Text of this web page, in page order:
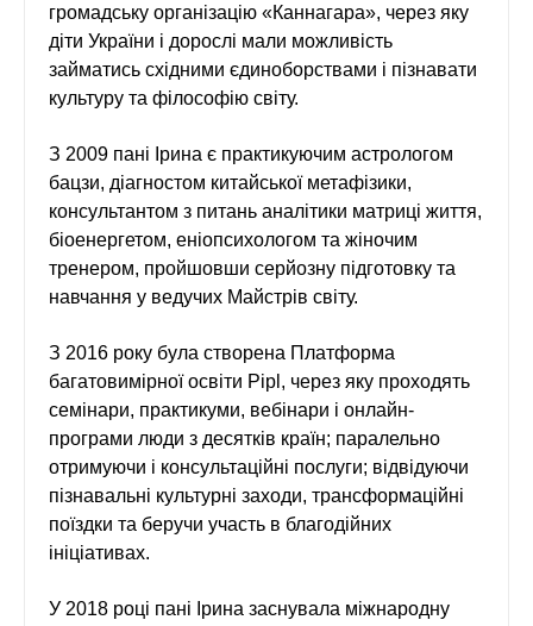
громадську організацію «Каннагара», через яку
діти України і дорослі мали можливість
займатись східними єдиноборствами і пізнавати
культуру та філософію світу.
З 2009 пані Ірина є практикуючим астрологом
бацзи, діагностом китайської метафізики,
консультантом з питань аналітики матриці життя,
біоенергетом, еніопсихологом та жіночим
тренером, пройшовши серйозну підготовку та
навчання у ведучих Майстрів світу.
З 2016 року була створена Платформа
багатовимірної освіти Pipl, через яку проходять
семінари, практикуми, вебінари і онлайн-
програми люди з десятків країн; паралельно
отримуючи і консультаційні послуги; відвідуючи
пізнавальні культурні заходи, трансформаційні
поїздки та беручи участь в благодійних
ініціативах.
У 2018 році пані Ірина заснувала міжнародну